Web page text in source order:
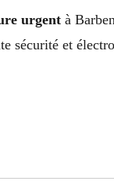
urgent à
sécurité et